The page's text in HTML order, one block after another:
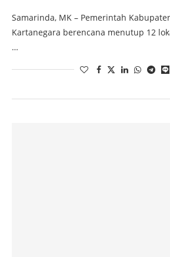
Samarinda, MK – Pemerintah
Kartanegara berencana menutup 12
…